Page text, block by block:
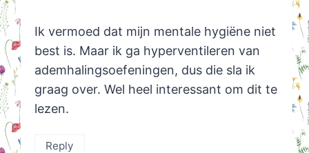
Ik vermoed dat mijn mentale hygiëne niet
best is. Maar ik ga hyperventileren van
ademhalingsoefeningen, dus die sla ik
graag over. Wel heel interessant om dit te
lezen.
Reply